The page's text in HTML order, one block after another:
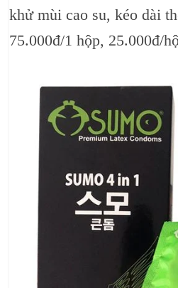
khử mùi cao su, kéo dài
75.000đ/1 hộp, 25.000đ/